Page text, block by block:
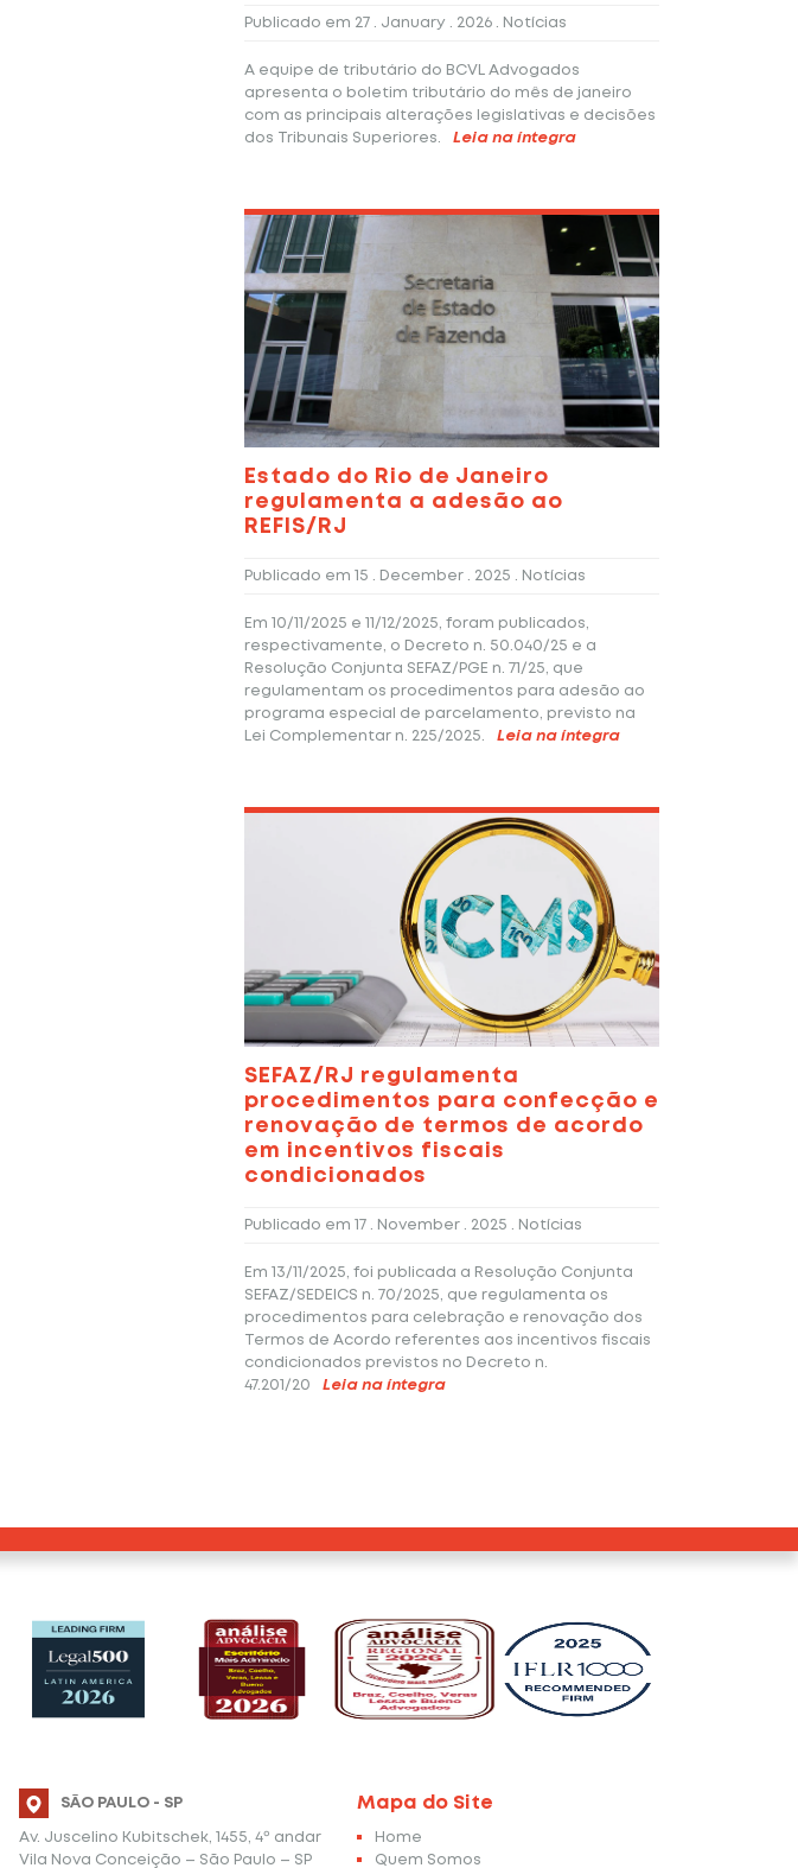
Publicado em 27 . January . 2026 . Notícias
A equipe de tributário do BCVL Advogados
apresenta o boletim tributário do mês de janeiro
com as principais alterações legislativas e decisões
dos Tribunais Superiores.
Leia na íntegra
Estado do Rio de Janeiro
regulamenta a adesão ao
REFIS/RJ
Publicado em 15 . December . 2025 . Notícias
Em 10/11/2025 e 11/12/2025, foram publicados,
respectivamente, o Decreto n. 50.040/25 e a
Resolução Conjunta SEFAZ/PGE n. 71/25, que
regulamentam os procedimentos para adesão ao
programa especial de parcelamento, previsto na
Lei Complementar n. 225/2025.
Leia na íntegra
SEFAZ/RJ regulamenta
procedimentos para confecção e
renovação de termos de acordo
em incentivos fiscais
condicionados
Publicado em 17 . November . 2025 . Notícias
Em 13/11/2025, foi publicada a Resolução Conjunta
SEFAZ/SEDEICS n. 70/2025, que regulamenta os
procedimentos para celebração e renovação dos
Termos de Acordo referentes aos incentivos fiscais
condicionados previstos no Decreto n.
47.201/20
Leia na íntegra
SÃO PAULO - SP
Av. Juscelino Kubitschek, 1455, 4º andar
Vila Nova Conceição – São Paulo – SP
Mapa do Site
Home
Quem Somos